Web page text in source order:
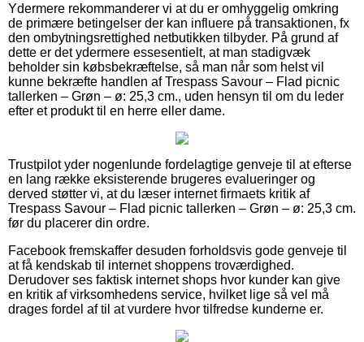
Ydermere rekommanderer vi at du er omhyggelig omkring
de primære betingelser der kan influere på transaktionen, fx
den ombytningsrettighed netbutikken tilbyder. På grund af
dette er det ydermere essesentielt, at man stadigvæk
beholder sin købsbekræftelse, så man når som helst vil
kunne bekræfte handlen af Trespass Savour – Flad picnic
tallerken – Grøn – ø: 25,3 cm., uden hensyn til om du leder
efter et produkt til en herre eller dame.
Trustpilot yder nogenlunde fordelagtige genveje til at efterse
en lang række eksisterende brugeres evalueringer og
derved støtter vi, at du læser internet firmaets kritik af
Trespass Savour – Flad picnic tallerken – Grøn – ø: 25,3 cm.
før du placerer din ordre.
Facebook fremskaffer desuden forholdsvis gode genveje til
at få kendskab til internet shoppens troværdighed.
Derudover ses faktisk internet shops hvor kunder kan give
en kritik af virksomhedens service, hvilket lige så vel må
drages fordel af til at vurdere hvor tilfredse kunderne er.